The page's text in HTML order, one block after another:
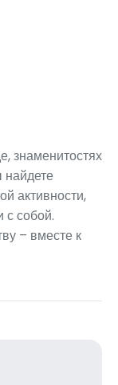
знаменитостях
найдете
активности,
с собой.
– вместе к